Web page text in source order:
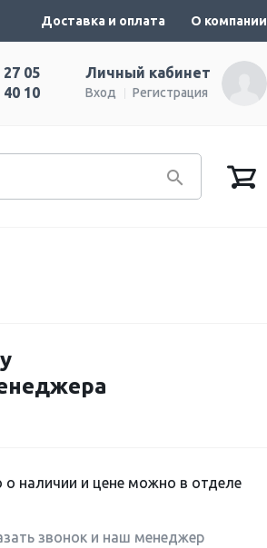
Доставка и оплата О компании
Личный кабинет
Вход Регистрация
27 05
40 10
наличии и цене можно в отделе
звонок и наш менеджер